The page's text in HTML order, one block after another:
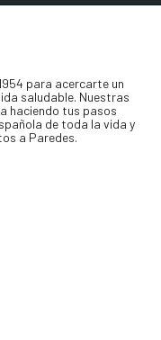
para acercarte un
saludable. Nuestras
haciendo tus pasos
de toda la vida y
a Paredes.